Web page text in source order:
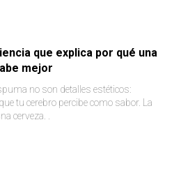
que explica por qué una
mejor
no son detalles estéticos:
tu cerebro percibe como sabor. La
cerveza. .